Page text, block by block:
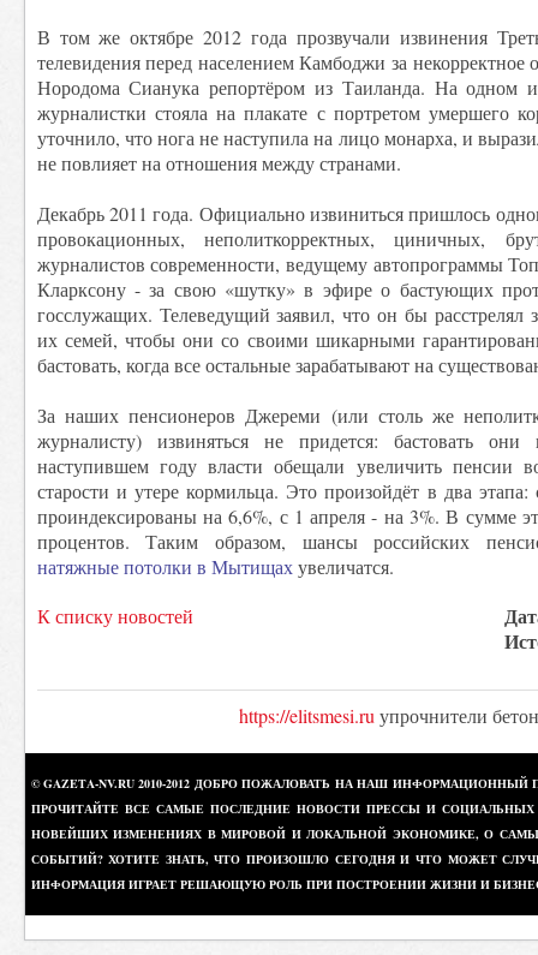
В том же октябре 2012 года прозвучали извинения
телевидения перед населением Камбоджи за некорректное
Нородома Сианука репортёром из Таиланда. На одном
журналистки стояла на плакате с портретом умершего
уточнило, что нога не наступила на лицо монарха, и
не повлияет на отношения между странами.
Декабрь 2011 года. Официально извиниться пришлось
провокационных, неполиткорректных, циничных,
журналистов современности, ведущему автопрограммы
Кларксону - за свою «шутку» в эфире о бастующих
госслужащих. Телеведущий заявил, что он бы расстрелял
их семей, чтобы они со своими шикарными
бастовать, когда все остальные зарабатывают на
За наших пенсионеров Джереми (или столь же
журналисту) извиняться не придется: бастовать
наступившем году власти обещали увеличить пенсии
старости и утере кормильца. Это произойдёт в два
проиндексированы на 6,6%, с 1 апреля - на 3%. В сумме
процентов. Таким образом, шансы российских
натяжные потолки в Мытищахувеличатся.
К списку новостей
https://elitsmesi.ru упрочнители
© GAZETA-NV.RU 2010-2012 ДОБРО ПОЖАЛОВАТЬ НА НАШ
ПРОЧИТАЙТЕ ВСЕ САМЫЕ ПОСЛЕДНИЕ НОВОСТИ ПРЕССЫ И
НОВЕЙШИХ ИЗМЕНЕНИЯХ В МИРОВОЙ И ЛОКАЛЬНОЙ ЭКОНОМИКЕ, О
СОБЫТИЙ? ХОТИТЕ ЗНАТЬ, ЧТО ПРОИЗОШЛО СЕГОДНЯ И ЧТО МОЖЕТ
ИНФОРМАЦИЯ ИГРАЕТ РЕШАЮЩУЮ РОЛЬ ПРИ ПОСТРОЕНИИ ЖИЗНИ И